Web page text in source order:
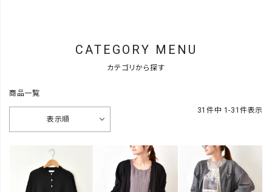
CATEGORY MENU
カテゴリから探す
商品一覧
表示順
31 件中 1-31件表示